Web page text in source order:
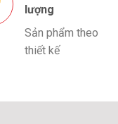
lượng
Sản phẩm theo
thiết kế